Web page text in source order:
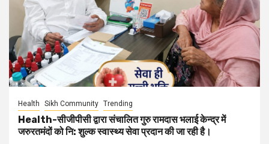
Health Sikh Community Trending
Health-सीजीपीसी द्वारा संचालित गुरु रामदास भलाई केन्द्र में
जरुरतमंदों को नि: शुल्क स्वास्थ्य सेवा प्रदान की जा रही है।